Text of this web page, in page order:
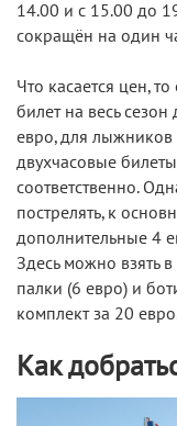
14.00 и с 15.00 до
сокращён на один
Что касается цен,
билет на весь сезон
евро, для лыжников
двухчасовые
соответственно.
пострелять, к
дополнительные 4
Здесь можно взять
палки (6 евро) и
комплект за 20
Как